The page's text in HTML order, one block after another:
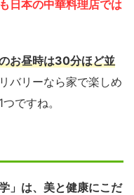
日本の中華料理店では
お昼時は30分ほど並
バリーなら家で楽しめ
ですね。
」は、美と健康にこだ